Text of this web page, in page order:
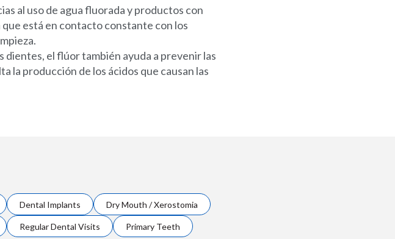
al uso de agua fluorada y productos con
está en contacto constante con los
dientes, el flúor también ayuda a prevenir las
la producción de los ácidos que causan las
Dental Implants Dry Mouth / Xerostomia
Regular Dental Visits Primary Teeth